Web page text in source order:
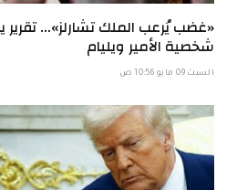
«غضب يُرعب الملك تشارلز»…
شخصية الأمير ويليام
السبت 09 مايو 10:56 ص